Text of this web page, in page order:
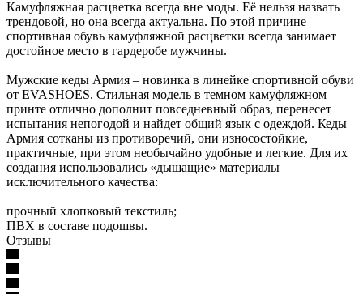
Камуфляжная расцветка всегда вне моды. Её нельзя назвать
трендовой, но она всегда актуальна. По этой причине
спортивная обувь камуфляжной расцветки всегда занимает
достойное место в гардеробе мужчины.
Мужские кеды Армия – новинка в линейке спортивной обуви
от EVASHOES. Стильная модель в темном камуфляжном
принте отлично дополнит повседневный образ, перенесет
испытания непогодой и найдет общий язык с одеждой. Кеды
Армия сотканы из противоречий, они износостойкие,
практичные, при этом необычайно удобные и легкие. Для их
создания использовались «дышащие» материалы
исключительного качества:
прочный хлопковый текстиль;
ПВХ в составе подошвы.
Отзывы